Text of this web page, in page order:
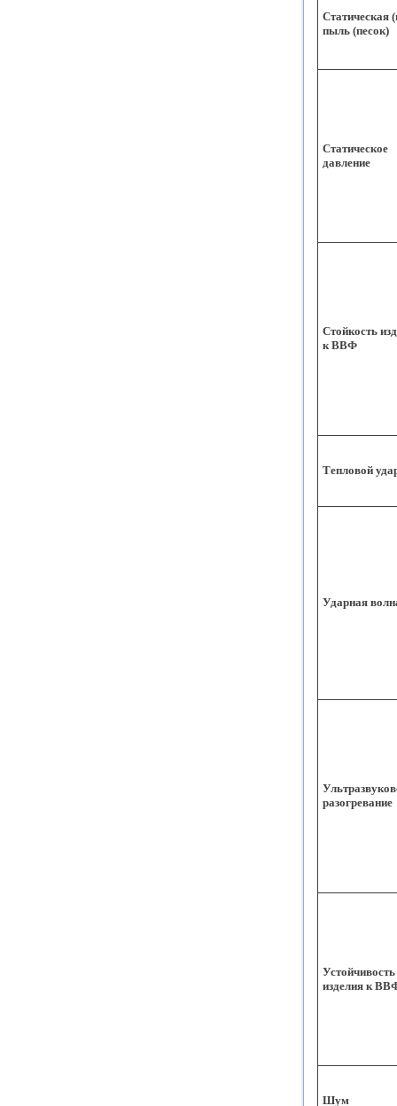
Статическая
пыль (песок)
Статическое
давление
Стойкость
к ВВФ
Тепловой
Ударная
разогревание
Устойчивость
изделия к
Шум